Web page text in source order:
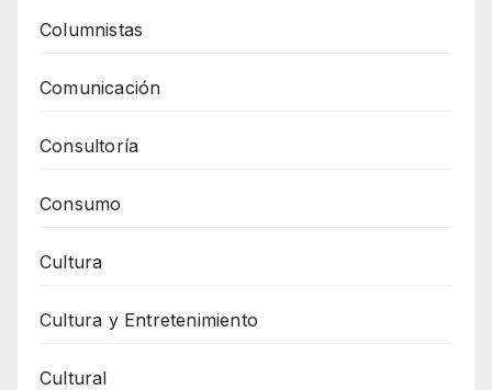
Columnistas
Comunicación
Consultoría
Consumo
Cultura
Cultura y Entretenimiento
Cultural